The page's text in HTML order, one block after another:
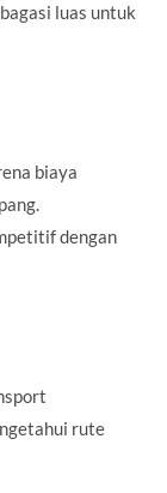
luas untuk
biaya
dengan
rute